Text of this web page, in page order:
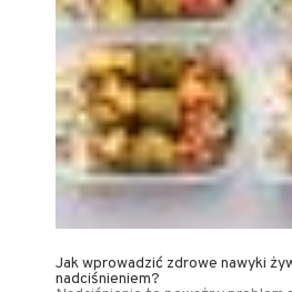
Jak wprowadzić zdrowe nawyki
nadciśnieniem?